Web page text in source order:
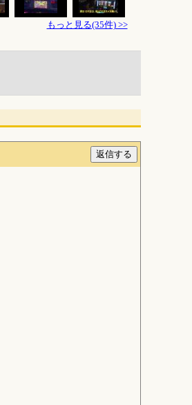
もっと見る(35件) >>